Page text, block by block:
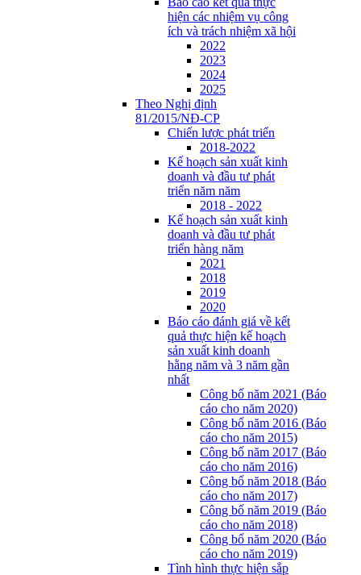
hiện các nhiệm vụ công
ích và trách nhiệm xã hội
2022
2023
2024
2025
Theo Nghị định
81/2015/NĐ-CP
Chiến lược phát triển
2018-2022
Kế hoạch sản xuất kinh
doanh và đầu tư phát
triển năm năm
2018 - 2022
Kế hoạch sản xuất kinh
doanh và đầu tư phát
triển hàng năm
2021
2018
2019
2020
Báo cáo đánh giá về kết
quả thực hiện kế hoạch
sản xuất kinh doanh
hằng năm và 3 năm gần
nhất
Công bố năm 2021 (Báo
cáo cho năm 2020)
Công bố năm 2016 (Báo
cáo cho năm 2015)
Công bố năm 2017 (Báo
cáo cho năm 2016)
Công bố năm 2018 (Báo
cáo cho năm 2017)
Công bố năm 2019 (Báo
cáo cho năm 2018)
Công bố năm 2020 (Báo
cáo cho năm 2019)
Tình hình thực hiện sắp